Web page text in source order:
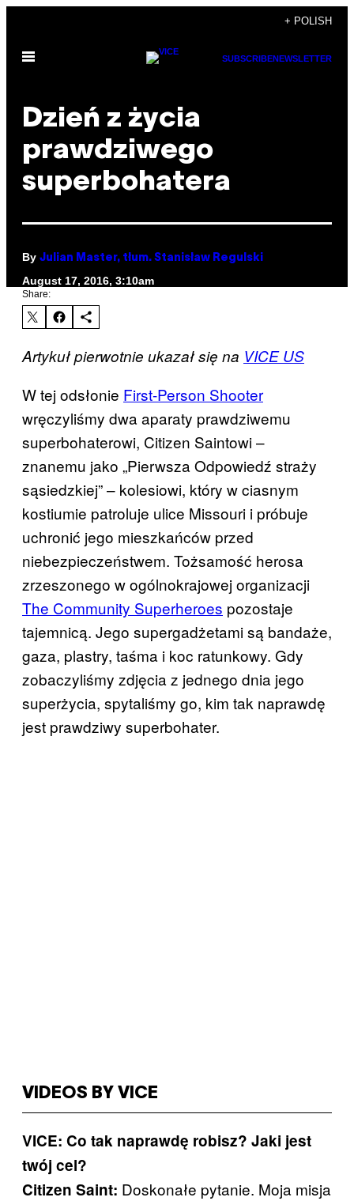
content
+ POLISH
Open
SUBSCRIBENEWSLETTER
Dzień z życia
prawdziwego
superbohatera
By Julian Master, tłum. Stanisław Regulski
August 17, 2016, 3:10am
Share:
Artykuł pierwotnie ukazał się na VICE US
W tej odsłonie First-Person Shooter
wręczyliśmy dwa aparaty prawdziwemu
superbohaterowi, Citizen Saintowi –
znanemu jako „Pierwsza Odpowiedź straży
sąsiedzkiej” – kolesiowi, który w ciasnym
kostiumie patroluje ulice Missouri i próbuje
uchronić jego mieszkańców przed
niebezpieczeństwem. Tożsamość herosa
zrzeszonego w ogólnokrajowej organizacji
The Community Superheroes pozostaje
tajemnicą. Jego supergadżetami są bandaże,
gaza, plastry, taśma i koc ratunkowy. Gdy
zobaczyliśmy zdjęcia z jednego dnia jego
superżycia, spytaliśmy go, kim tak naprawdę
jest prawdziwy superbohater.
VIDEOS BY VICE
VICE: Co tak naprawdę robisz? Jaki jest
twój cel?
Citizen Saint: Doskonałe pytanie. Moja misja